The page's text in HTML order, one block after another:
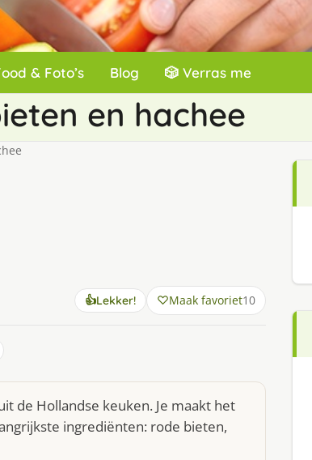
& Foto’s Blog 🎲 Verras me
en hachee
👍Lekker! Maak favoriet10
de Hollandse keuken. Je maakt het
ingrediënten: rode bieten,